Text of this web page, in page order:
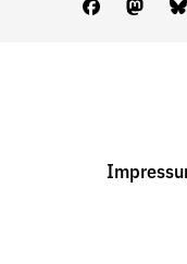
Facebook